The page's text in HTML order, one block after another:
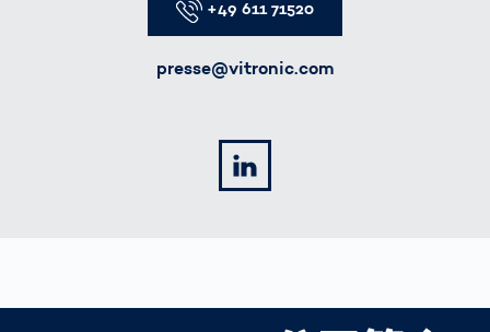
+49 611 71520
presse@vitronic.com